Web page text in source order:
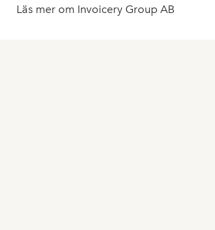
Läs mer om Invoicery Group AB